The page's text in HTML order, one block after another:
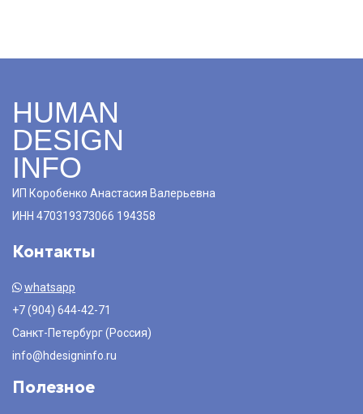
HUMAN
DESIGN
INFO
ИП Коробенко Анастасия Валерьевна
ИНН 470319373066 194358
Контакты
whatsapp
+7 (904) 644-42-71
Санкт-Петербург (Россия)
info@hdesigninfo.ru
Полезное